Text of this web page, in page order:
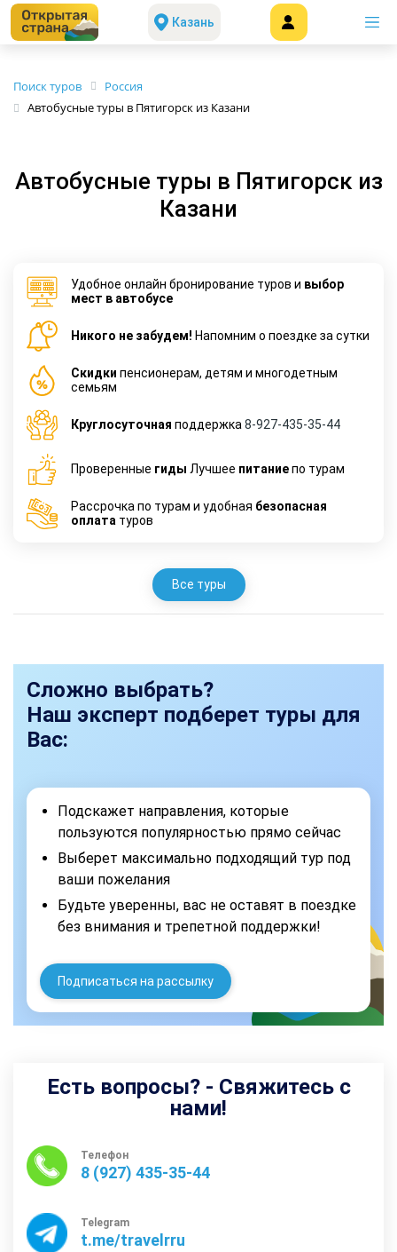
Казань
Поиск туров
Россия
Автобусные туры в Пятигорск из Казани
Автобусные туры в Пятигорск из
Казани
Удобное онлайн бронирование туров и выбор
мест в автобусе
Никого не забудем! Напомним о поездке за сутки
Cкидки пенсионерам, детям и многодетным
семьям
Круглосуточная поддержка 8-927-435-35-44
Проверенные гиды Лучшее питаниепо турам
Рассрочка по турам и удобная безопасная
оплата туров
Все туры
Сложно выбрать?
Наш эксперт подберет туры для
Вас:
Подскажет направления, которые
пользуются популярностью прямо сейчас
Выберет максимально подходящий тур под
ваши пожелания
Будьте уверенны, вас не оставят в поездке
без внимания и трепетной поддержки!
Подписаться на рассылку
Есть вопросы? - Свяжитесь с
нами!
Телефон
8 (927) 435-35-44
Telegram
t.me/travelrru